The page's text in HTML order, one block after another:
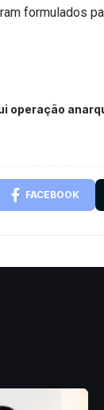
formulados
operação
FACEBOOK